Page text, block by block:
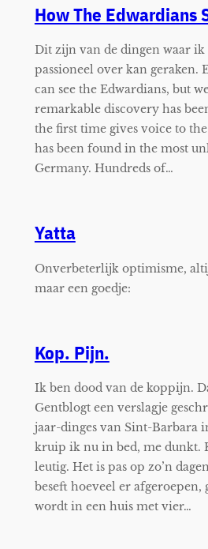
How The Edwardians
Dit zijn van de dingen waar ik
passioneel over kan geraken.
can see the Edwardians, but
remarkable discovery has
the first time gives voice to
has been found in the most
Germany. Hundreds of…
Yatta
Onverbeterlijk optimisme,
maar een goedje:
Kop. Pijn.
Ik ben dood van de koppijn.
Gentblogt een verslagje
jaar-dinges van Sint-Barbara
kruip ik nu in bed, me dunkt.
leutig. Het is pas op zo’n
beseft hoeveel er afgeroepen,
wordt in een huis met vier…